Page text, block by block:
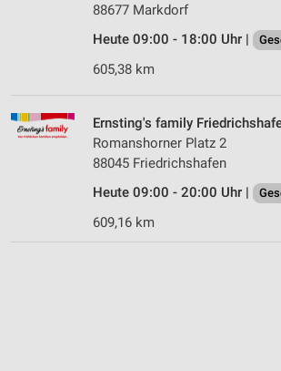
88677 Markdorf
Heute 09:00 - 18:00 Uhr |
605,38 km
Ernsting's family
Romanshorner Platz 2
88045 Friedrichshafen
Heute 09:00 - 20:00 Uhr |
609,16 km